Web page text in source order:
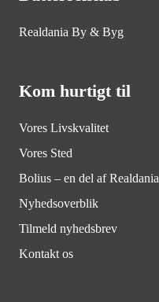
Realdania By & Byg
Kom hurtigt til
Vores Livskvalitet
Vores Sted
Bolius – en del af Realdania
Nyhedsoverblik
Tilmeld nyhedsbrev
Kontakt os